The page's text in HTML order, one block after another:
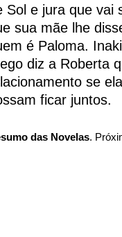
Sol e jura que vai
sua mãe lhe
é Paloma.
diz a Roberta
se
ficar juntos.
das Novelas.